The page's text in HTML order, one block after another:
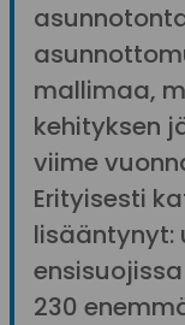
mallimaa,
kehityksen
viime
Erityisesti
lisääntynyt:
230